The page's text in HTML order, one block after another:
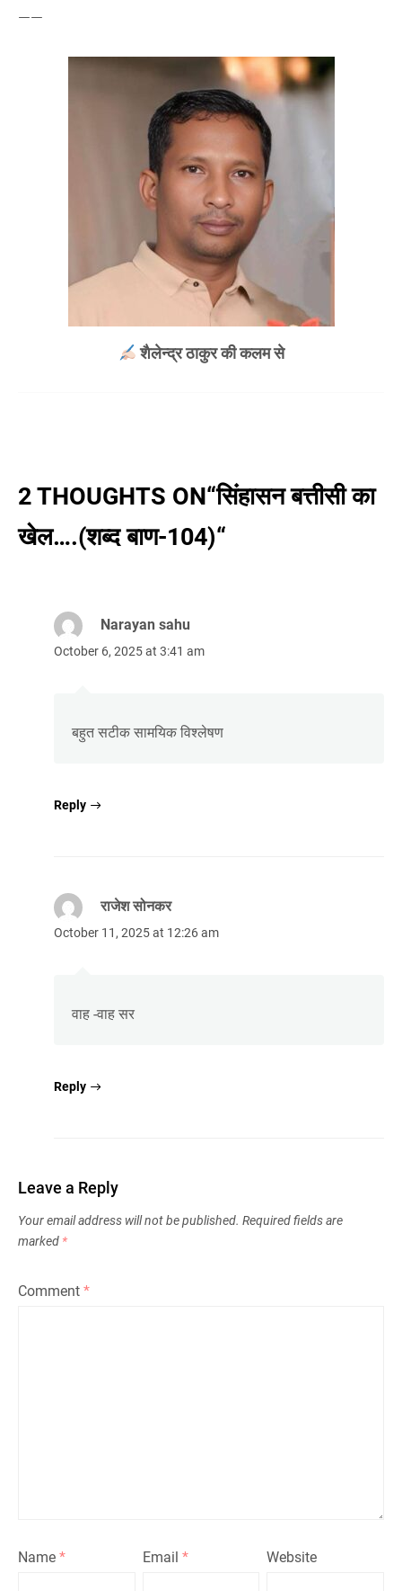
——
शैलेन्द्र ठाकुर की कलम से
2 THOUGHTS ON“सिंहासन बत्तीसी का
खेल….(शब्द बाण-104)“
Narayan sahu
October 6, 2025 at 3:41 am
बहुत सटीक सामयिक विश्लेषण
Reply
राजेश सोनकर
October 11, 2025 at 12:26 am
वाह -वाह सर
Reply
Leave a Reply
Your email address will not be published. Required fields are
marked *
Comment *
Name * Email * Website